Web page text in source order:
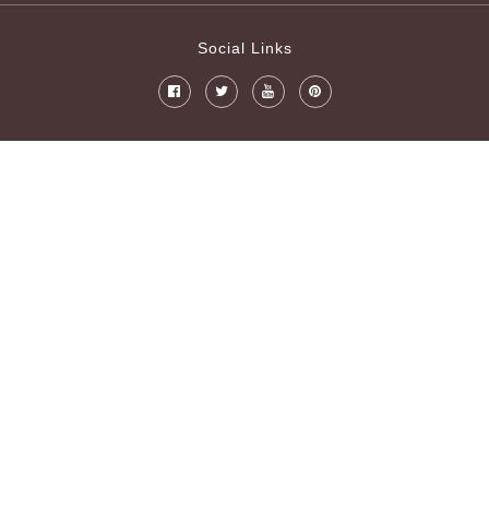
Social Links